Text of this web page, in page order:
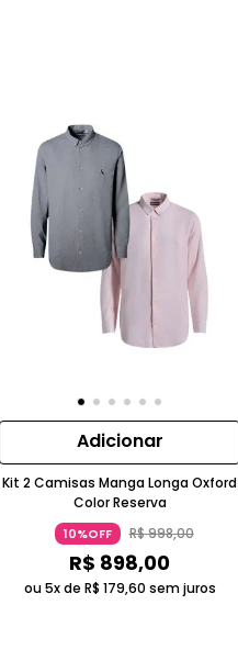
Adicionar
Kit 2 Camisas Manga Longa Oxford
Color Reserva
10%OFF R$998,00
R$ 898,00
ou 5x de R$ 179,60 sem juros